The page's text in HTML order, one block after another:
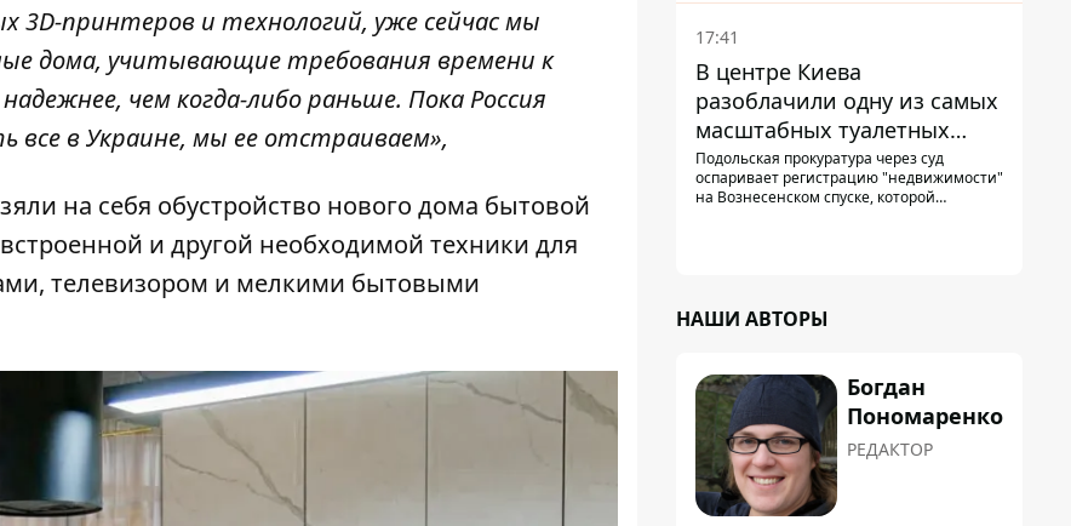
3D-принтеров и технологий, уже сейчас мы
дома, учитывающие требования времени к
чем когда-либо раньше. Пока Россия
в Украине, мы ее отстраиваем»,
на себя обустройство нового дома бытовой
и другой необходимой техники для
телевизором и мелкими бытовыми
17:41
В центре Киева
разоблачили одну из самых
масштабных туалетных
схем с фиктивным домом
Подольская прокуратура через суд
оспаривает регистрацию "недвижимости"
на Вознесенском спуске, которой
НАШИ АВТОРЫ
Богдан
Пономаренко
РЕДАКТОР